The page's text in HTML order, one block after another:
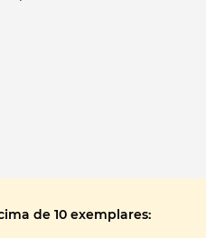
criativa apresenta tanto
oportunidade.” –
e nos convidou a repensar os
educando nossas
Luciane Bonamigo
pode e deve ser o ambiente
de 10 exemplares: